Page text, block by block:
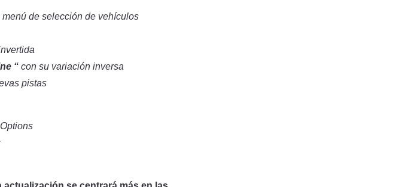
de selección de vehículos
“ con su variación inversa
pistas